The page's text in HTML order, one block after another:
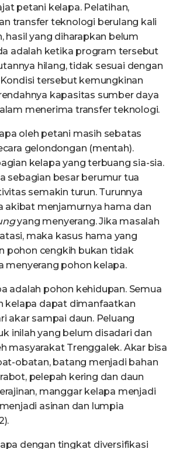
petani kelapa. Pelatihan,
transfer teknologi berulang kali
hasil yang diharapkan belum
adalah ketika program tersebut
hilang, tidak sesuai dengan
tersebut kemungkinan
kapasitas sumber daya
menerima transfer teknologi.
oleh petani masih sebatas
gelondongan (mentah).
kelapa yang terbuang sia-sia.
sebagian besar berumur tua
semakin turun. Turunnya
akibat menjamurnya hama dan
yang menyerang. Jika masalah
maka kasus hama yang
pohon cengkih bukan tidak
menyerang pohon kelapa.
adalah pohon kehidupan. Semua
kelapa dapat dimanfaatkan
akar sampai daun. Peluang
inilah yang belum disadari dan
masyarakat Trenggalek. Akar bisa
obatan, batang menjadi bahan
pelepah kering dan daun
manggar kelapa menjadi
asinan dan lumpia
dengan tingkat diversifikasi